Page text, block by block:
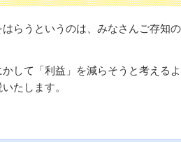
らうというのは、みなさんご存知
して「利益」を減らそうと考える
たします。